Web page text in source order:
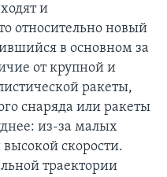
и
относительно новый
в основном за
от крупной и
ракеты,
снаряда или ракеты
из-за малых
скорости.
траектории